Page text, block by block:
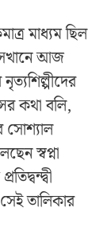
মাধ্যম ছিল
আজ
কথা বলি,
স্বপ্না
তালিকার